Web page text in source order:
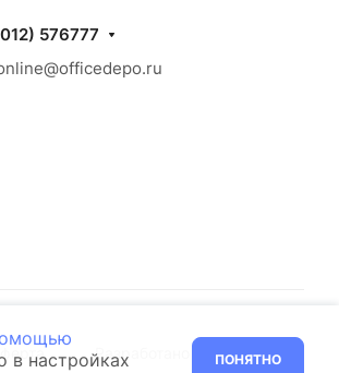
576777
Разработано в
в настройках
ПОНЯТНО